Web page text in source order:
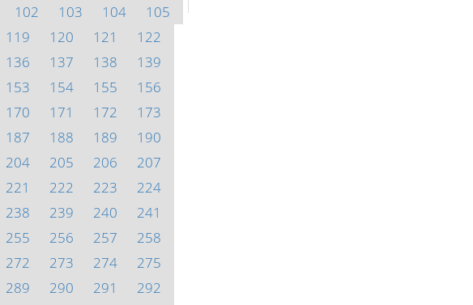
102 103 104
105
119 120 121
122
136 137 138
139
153 154 155
156
170 171 172
173
187 188 189
190
204 205 206
207
221 222 223
224
238 239 240
241
255 256 257
258
272 273 274
275
289 290 291
292